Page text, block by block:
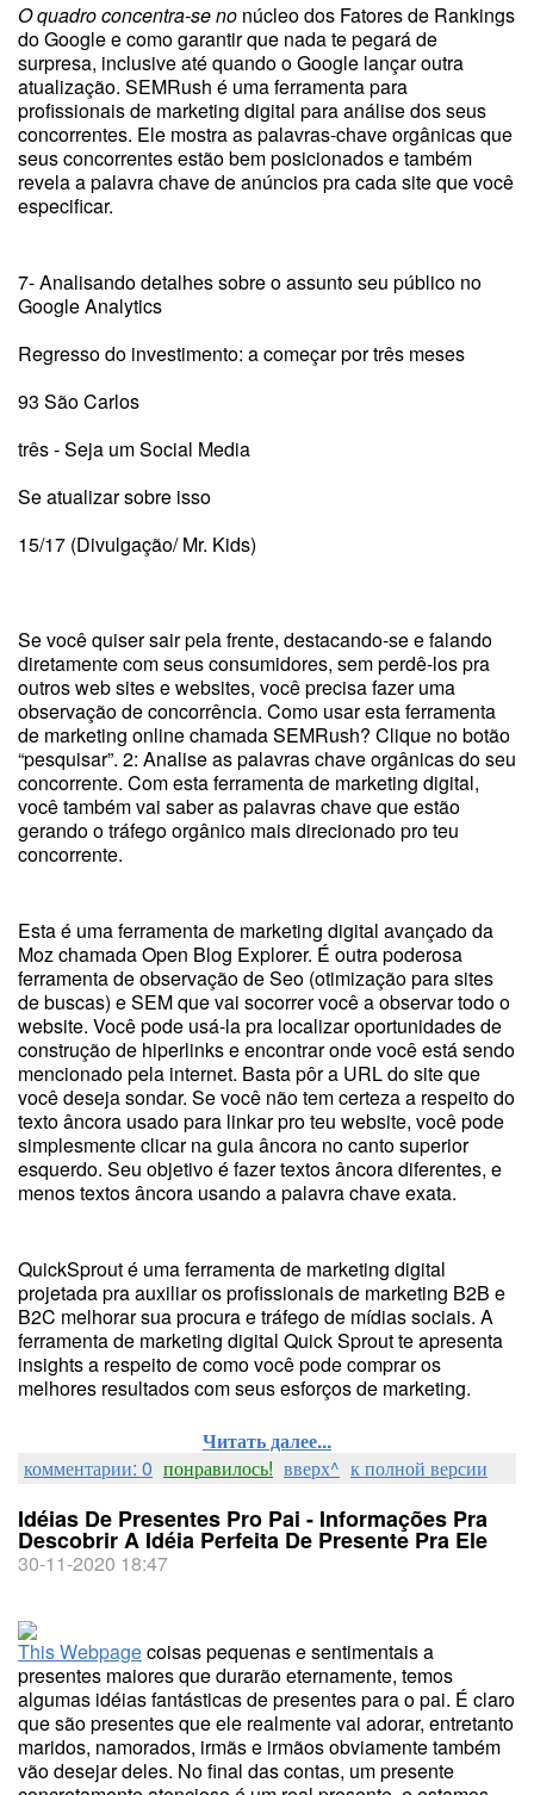
O quadro concentra-se no núcleo dos Fatores de Rankings
do Google e como garantir que nada te pegará de
surpresa, inclusive até quando o Google lançar outra
atualização. SEMRush é uma ferramenta para
profissionais de marketing digital para análise dos seus
concorrentes. Ele mostra as palavras-chave orgânicas que
seus concorrentes estão bem posicionados e também
revela a palavra chave de anúncios pra cada site que você
especificar.
7- Analisando detalhes sobre o assunto seu público no
Google Analytics
Regresso do investimento: a começar por três meses
93 São Carlos
três - Seja um Social Media
Se atualizar sobre isso
15/17 (Divulgação/ Mr. Kids)
Se você quiser sair pela frente, destacando-se e falando
diretamente com seus consumidores, sem perdê-los pra
outros web sites e websites, você precisa fazer uma
observação de concorrência. Como usar esta ferramenta
de marketing online chamada SEMRush? Clique no botão
“pesquisar”. 2: Analise as palavras chave orgânicas do seu
concorrente. Com esta ferramenta de marketing digital,
você também vai saber as palavras chave que estão
gerando o tráfego orgânico mais direcionado pro teu
concorrente.
Esta é uma ferramenta de marketing digital avançado da
Moz chamada Open Blog Explorer. É outra poderosa
ferramenta de observação de Seo (otimização para sites
de buscas) e SEM que vai socorrer você a observar todo o
website. Você pode usá-la pra localizar oportunidades de
construção de hiperlinks e encontrar onde você está sendo
mencionado pela internet. Basta pôr a URL do site que
você deseja sondar. Se você não tem certeza a respeito do
texto âncora usado para linkar pro teu website, você pode
simplesmente clicar na guia âncora no canto superior
esquerdo. Seu objetivo é fazer textos âncora diferentes, e
menos textos âncora usando a palavra chave exata.
QuickSprout é uma ferramenta de marketing digital
projetada pra auxiliar os profissionais de marketing B2B e
B2C melhorar sua procura e tráfego de mídias sociais. A
ferramenta de marketing digital Quick Sprout te apresenta
insights a respeito de como você pode comprar os
melhores resultados com seus esforços de marketing.
Читать далее...
комментарии: 0 понравилось! вверх^ к полной версии
Idéias De Presentes Pro Pai - Informações Pra
Descobrir A Idéia Perfeita De Presente Pra Ele
30-11-2020 18:47
This Webpagecoisas pequenas e sentimentais a
presentes maiores que durarão eternamente, temos
algumas idéias fantásticas de presentes para o pai. É claro
que são presentes que ele realmente vai adorar, entretanto
maridos, namorados, irmãs e irmãos obviamente também
vão desejar deles. No final das contas, um presente